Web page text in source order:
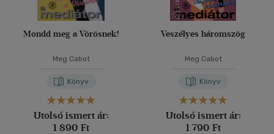
Mondd meg a Vörösnek!
Meg Cabot
Könyv
Utolsó ismert ár:
1 890 Ft
Veszélyes háromszög
Meg Cabot
Könyv
Utolsó ismert ár:
1 790 Ft